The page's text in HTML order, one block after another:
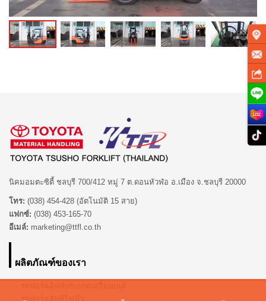
นิคมอมตะซิตี้ ชลบุรี 700/412 หมู่ 7 ต.ดอนหัวฬ่อ อ.เมือง จ.ชลบุรี 20000
โทร: (038) 454-428 (อัตโนมัติ 15 สาย)
แฟกซ์: (038) 453-165-70
อีเมล์: marketing@ttfl.co.th
ผลิตภัณฑ์ของเรา
รถฟอร์คลิฟท์ไฟฟ้า